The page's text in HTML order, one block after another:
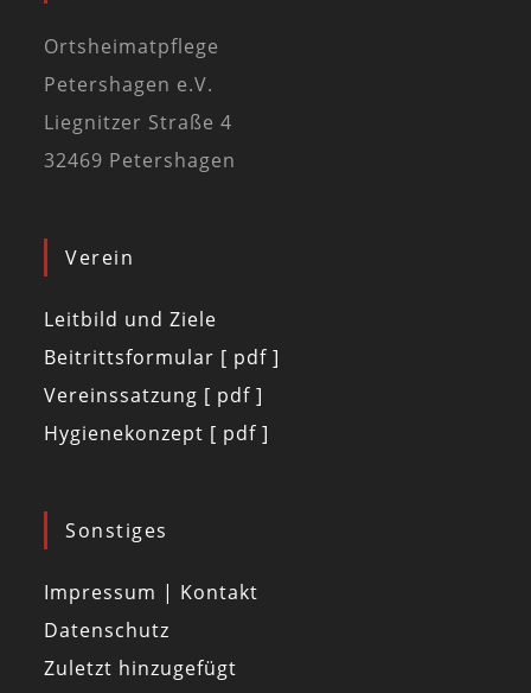
Ortsheimatpflege
Petershagen e.V.
Liegnitzer Straße 4
32469 Petershagen
Verein
Leitbild und Ziele
Beitrittsformular [ pdf ]
Vereinssatzung [ pdf ]
Hygienekonzept [ pdf ]
Sonstiges
Impressum | Kontakt
Datenschutz
Zuletzt hinzugefügt